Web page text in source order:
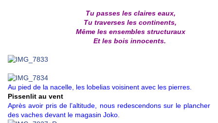
Tu passes les claires eaux,
Tu traverses les continents,
Même les ensembles structuraux
Et les bois innocents.
Au pied de la nacelle, les lobelias voisinent avec les pierres.
Pissenlit au vent
Après avoir pris de l’altitude, nous redescendons sur le plancher
des vaches devant le magasin Joko.